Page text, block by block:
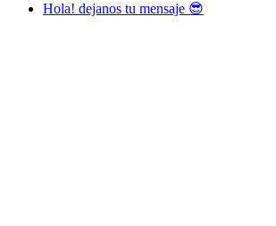
Hola! dejanos tu mensaje 😎